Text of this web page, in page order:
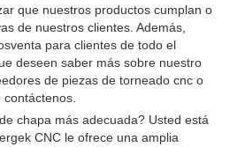
que nuestros productos cumplan o
de nuestros clientes. Además,
para clientes de todo el
deseen saber más sobre nuestro
de piezas de torneado cnc o
chapa más adecuada? Usted está
CNC le ofrece una amplia